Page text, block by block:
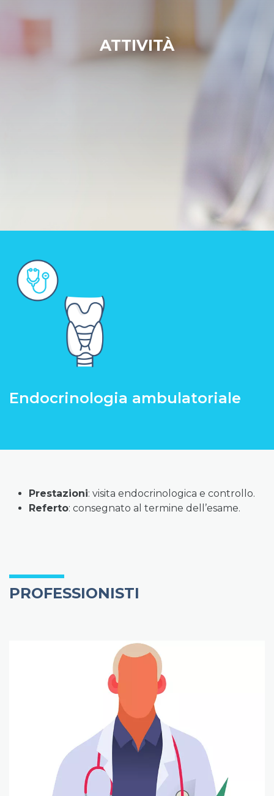
ATTIVITÀ
Endocrinologia ambulatoriale
Prestazioni: visita endocrinologica e controllo.
Referto: consegnato al termine dell’esame.
PROFESSIONISTI